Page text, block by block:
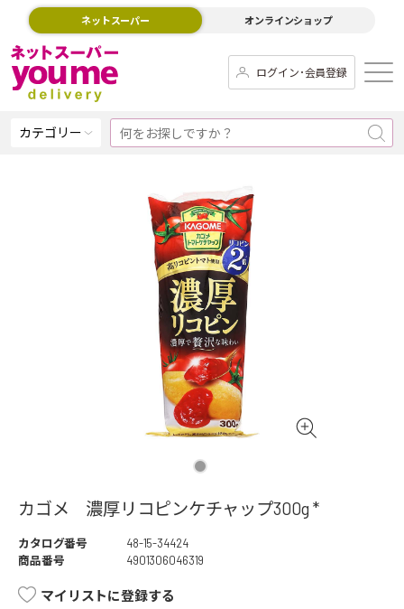
ネットスーパー オンラインショップ
ログイン･会員登録
カテゴリー
カゴメ 濃厚リコピンケチャップ300g *
カタログ番号
48-15-34424
商品番号
4901306046319
マイリストに登録する